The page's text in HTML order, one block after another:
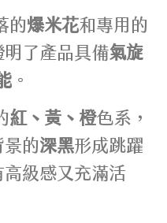
的爆米花和專用的
明了產品具備氣旋
。
紅、黃、橙色系，
的深黑形成跳躍
級感又充滿活